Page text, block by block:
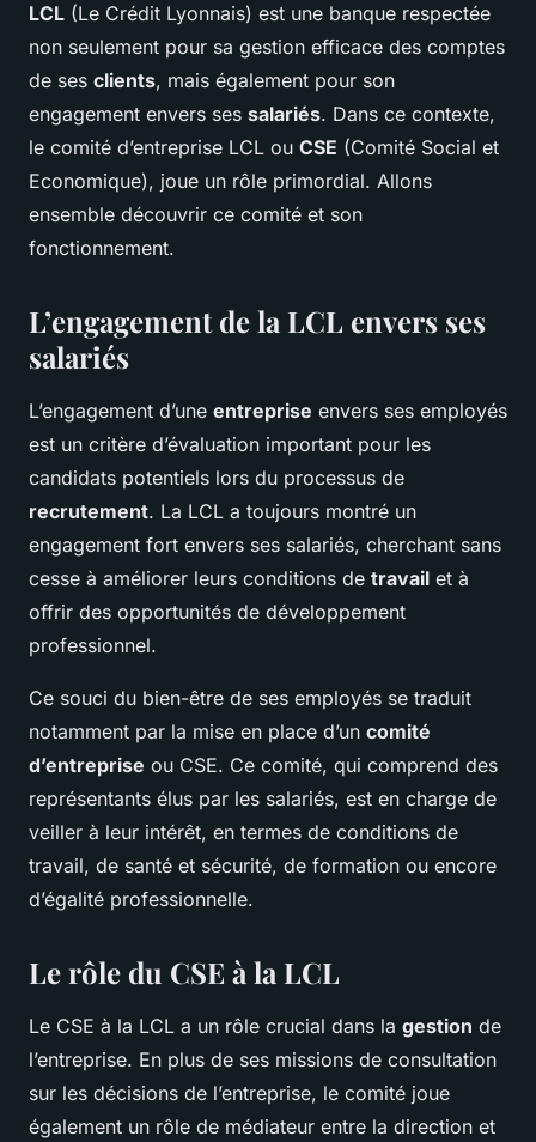
LCL (Le Crédit Lyonnais) est une banque respectée
non seulement pour sa gestion efficace des comptes
de ses clients, mais également pour son
engagement envers ses salariés. Dans ce contexte,
le comité d’entreprise LCL ou CSE (Comité Social et
Economique), joue un rôle primordial. Allons
ensemble découvrir ce comité et son
fonctionnement.
L’engagement de la LCL envers ses
salariés
L’engagement d’une entreprise envers ses employés
est un critère d’évaluation important pour les
candidats potentiels lors du processus de
recrutement. La LCL a toujours montré un
engagement fort envers ses salariés, cherchant sans
cesse à améliorer leurs conditions de travail et à
offrir des opportunités de développement
professionnel.
Ce souci du bien-être de ses employés se traduit
notamment par la mise en place d’un comité
d’entreprise ou CSE. Ce comité, qui comprend des
représentants élus par les salariés, est en charge de
veiller à leur intérêt, en termes de conditions de
travail, de santé et sécurité, de formation ou encore
d’égalité professionnelle.
Le rôle du CSE à la LCL
Le CSE à la LCL a un rôle crucial dans la gestion de
l’entreprise. En plus de ses missions de consultation
sur les décisions de l’entreprise, le comité joue
également un rôle de médiateur entre la direction et